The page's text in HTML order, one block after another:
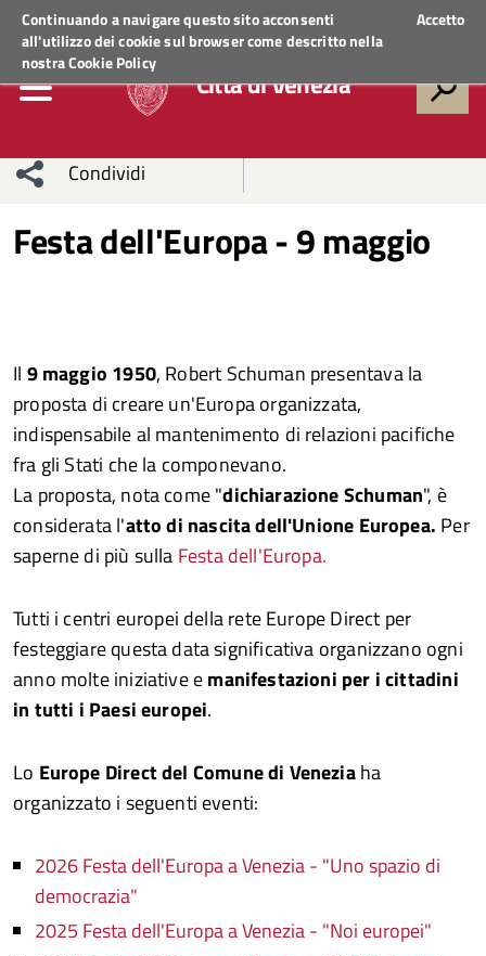
Continuando a navigare questo sito acconsenti
all'utilizzo dei cookie sul browser come descritto nella
nostraCookie Policy
Accetto
Regione VenetoACCEDI AI SERVIZI
Città di Venezia
Condividi
Condividi
Condividi
Twitter
su
Facebook
Condividi
su
Whatsapp
Festa dell'Europa - 9 maggio
Il 9 maggio 1950, Robert Schuman presentava la
proposta di creare un'Europa organizzata,
indispensabile al mantenimento di relazioni pacifiche
fra gli Stati che la componevano.
La proposta, nota come "dichiarazione Schuman", è
considerata l'atto di nascita dell'Unione Europea. Per
saperne di più sulla Festa dell'Europa.
Tutti i centri europei della rete Europe Direct per
festeggiare questa data significativa organizzano ogni
anno molte iniziative emanifestazioni per i cittadini
in tutti i Paesi europei.
Lo Europe Direct del Comune di Veneziaha
organizzato i seguenti eventi:
2026 Festa dell'Europa a Venezia - "Uno spazio di
democrazia"
2025 Festa dell'Europa a Venezia - "Noi europei"